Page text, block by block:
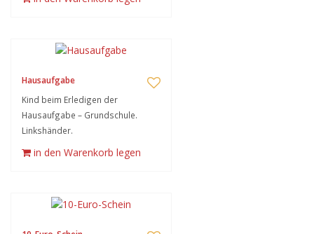
Hausaufgabe
Kind beim Erledigen der
Hausaufgabe – Grundschule.
Linkshänder.
in den Warenkorb legen